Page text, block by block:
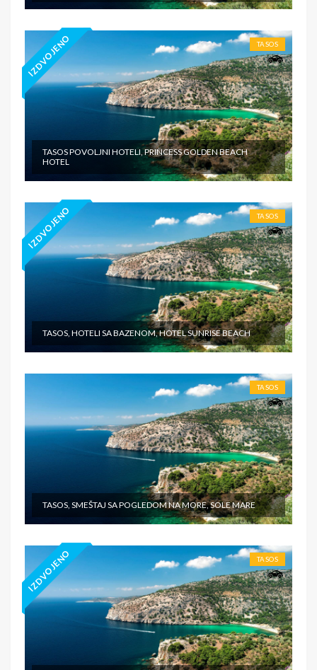
IZDVOJENO TASOS
TASOS POVOLJNI HOTELI, PRINCESS GOLDEN BEACH
HOTEL
IZDVOJENO TASOS
TASOS, HOTELI SA BAZENOM, HOTEL SUNRISE BEACH
TASOS
TASOS, SMEŠTAJ SA POGLEDOM NA MORE, SOLE MARE
IZDVOJENO TASOS